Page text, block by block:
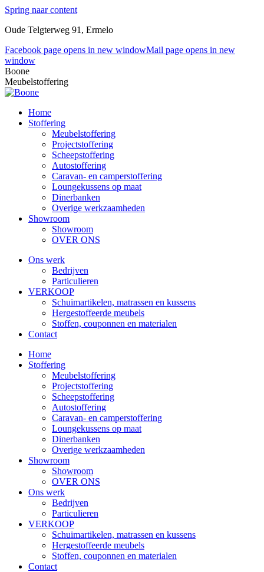
Spring naar content
Oude Telgterweg 91, Ermelo
Facebook page opens in new windowMail page opens in new
window
Boone
Meubelstoffering
Home
Stoffering
Meubelstoffering
Projectstoffering
Scheepstoffering
Autostoffering
Caravan- en camperstoffering
Loungekussens op maat
Dinerbanken
Overige werkzaamheden
Showroom
Showroom
OVER ONS
Ons werk
Bedrijven
Particulieren
VERKOOP
Schuimartikelen, matrassen en kussens
Hergestoffeerde meubels
Stoffen, couponnen en materialen
Contact
Home
Stoffering
Meubelstoffering
Projectstoffering
Scheepstoffering
Autostoffering
Caravan- en camperstoffering
Loungekussens op maat
Dinerbanken
Overige werkzaamheden
Showroom
Showroom
OVER ONS
Ons werk
Bedrijven
Particulieren
VERKOOP
Schuimartikelen, matrassen en kussens
Hergestoffeerde meubels
Stoffen, couponnen en materialen
Contact